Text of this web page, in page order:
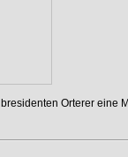
Orterer eine